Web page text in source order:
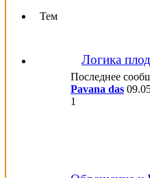
Тем
Логика
Последнее
Pavana das
1